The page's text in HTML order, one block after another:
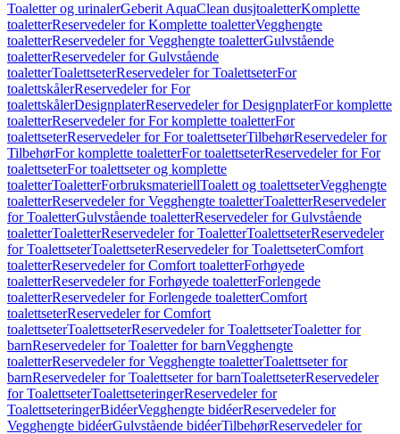
Toaletter og urinalerGeberit AquaClean dusjtoaletterKomplette
toaletterReservedeler for Komplette toaletterVegghengte
toaletterReservedeler for Vegghengte toaletterGulvstående
toaletterReservedeler for Gulvstående
toaletterToalettseterReservedeler for ToalettseterFor
toalettskålerReservedeler for For
toalettskålerDesignplaterReservedeler for DesignplaterFor komplette
toaletterReservedeler for For komplette toaletterFor
toalettseterReservedeler for For toalettseterTilbehørReservedeler for
TilbehørFor komplette toaletterFor toalettseterReservedeler for For
toalettseterFor toalettseter og komplette
toaletterToaletterForbruksmateriellToalett og toalettseterVegghengte
toaletterReservedeler for Vegghengte toaletterToaletterReservedeler
for ToaletterGulvstående toaletterReservedeler for Gulvstående
toaletterToaletterReservedeler for ToaletterToalettseterReservedeler
for ToalettseterToalettseterReservedeler for ToalettseterComfort
toaletterReservedeler for Comfort toaletterForhøyede
toaletterReservedeler for Forhøyede toaletterForlengede
toaletterReservedeler for Forlengede toaletterComfort
toalettseterReservedeler for Comfort
toalettseterToalettseterReservedeler for ToalettseterToaletter for
barnReservedeler for Toaletter for barnVegghengte
toaletterReservedeler for Vegghengte toaletterToalettseter for
barnReservedeler for Toalettseter for barnToalettseterReservedeler
for ToalettseterToalettseteringerReservedeler for
ToalettseteringerBidéerVegghengte bidéerReservedeler for
Vegghengte bidéerGulvstående bidéerTilbehørReservedeler for